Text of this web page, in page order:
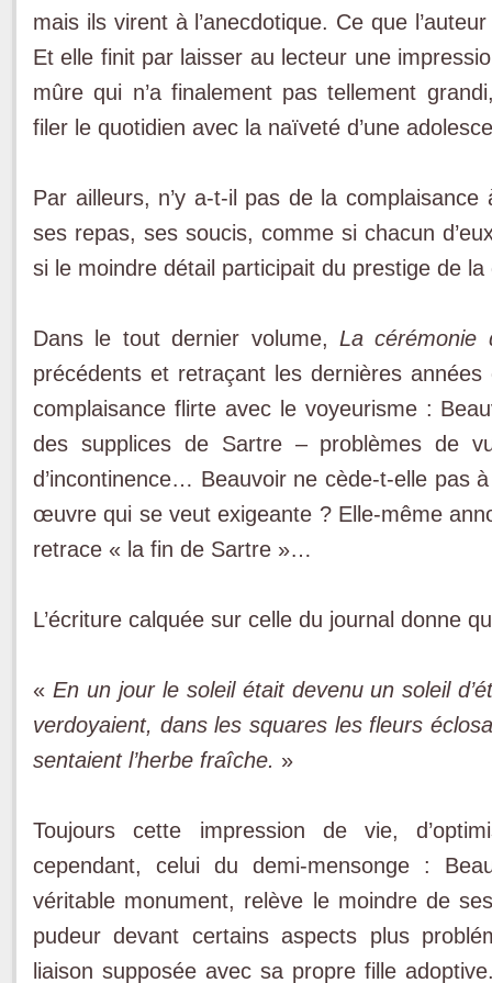
mais ils virent à l’anecdotique. Ce que
Et elle finit par laisser au lecteur une
mûre qui n’a finalement pas tellement
filer le quotidien avec la naïveté d’une
Par ailleurs, n’y a-t-il pas de la
ses repas, ses soucis, comme si chacun
si le moindre détail participait du prestige de
Dans le tout dernier volume, La cérémonie
précédents et retraçant les dernières
complaisance flirte avec le voyeurisme :
des supplices de Sartre – problèmes de
d’incontinence… Beauvoir ne cède-t-elle pas
œuvre qui se veut exigeante ? Elle-même
retrace « la fin de Sartre »…
L’écriture calquée sur celle du journal donne
« En un jour le soleil était devenu un soleil
verdoyaient, dans les squares les fleurs
sentaient l’herbe fraîche. »
Toujours cette impression de vie,
cependant, celui du demi-mensonge :
véritable monument, relève le moindre de
pudeur devant certains aspects plus
liaison supposée avec sa propre fille